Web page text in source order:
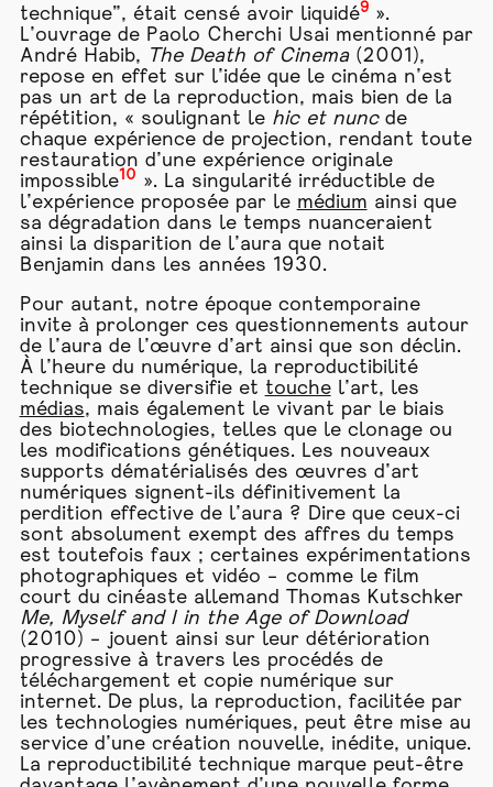
technique”, était censé avoir liquidé9».
L’ouvrage de Paolo Cherchi Usai mentionné par
André Habib,
The Death of Cinema(2001),
repose en effet sur l’idée que le cinéma n’est
pas un art de la reproduction, mais bien de la
répétition, « soulignant le hic et nuncde
chaque expérience de projection, rendant toute
restauration d’une expérience originale
impossible10
». La singularité irréductible de
l’expérience proposée par le médium ainsi que
sa dégradation dans le temps nuanceraient
ainsi la disparition de l’aura que notait
Benjamin dans les années 1930.
Pour autant, notre époque contemporaine
invite à prolonger ces questionnements autour
de l’aura de l’œuvre d’art ainsi que son déclin.
À l’heure du numérique, la reproductibilité
technique se diversifie et touchel’art, les
médias, mais également le vivant par le biais
des biotechnologies, telles que le clonage ou
les modifications génétiques. Les nouveaux
supports dématérialisés des œuvres d’art
numériques signent-ils définitivement la
perdition effective de l’aura ? Dire que ceux-ci
sont absolument exempt des affres du temps
est toutefois faux ; certaines expérimentations
photographiques et vidéo – comme le film
court du cinéaste allemand Thomas Kutschker
Me, Myself and I in the Age of Download
(2010) – jouent ainsi sur leur détérioration
progressive à travers les procédés de
téléchargement et copie numérique sur
internet. De plus, la reproduction, facilitée par
les technologies numériques, peut être mise au
service d’une création nouvelle, inédite, unique.
La reproductibilité technique marque peut-être